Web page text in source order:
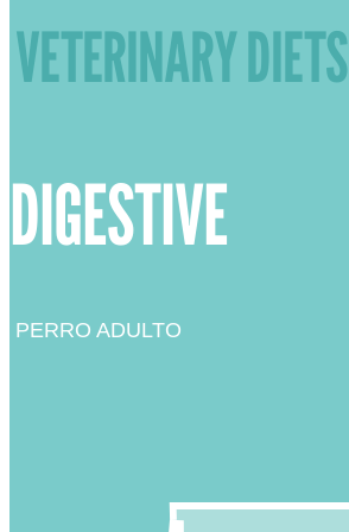
VETERINARY DIETS
DIGESTIVE
PERRO ADULTO